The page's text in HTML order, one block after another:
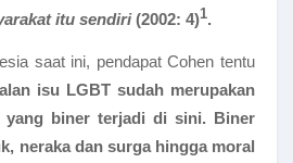
itu sendiri(2002: 4)1.
saat ini, pendapat Cohen tentu
isu LGBT sudah merupakan
yang biner terjadi di sini. Biner
neraka dan surga hingga moral